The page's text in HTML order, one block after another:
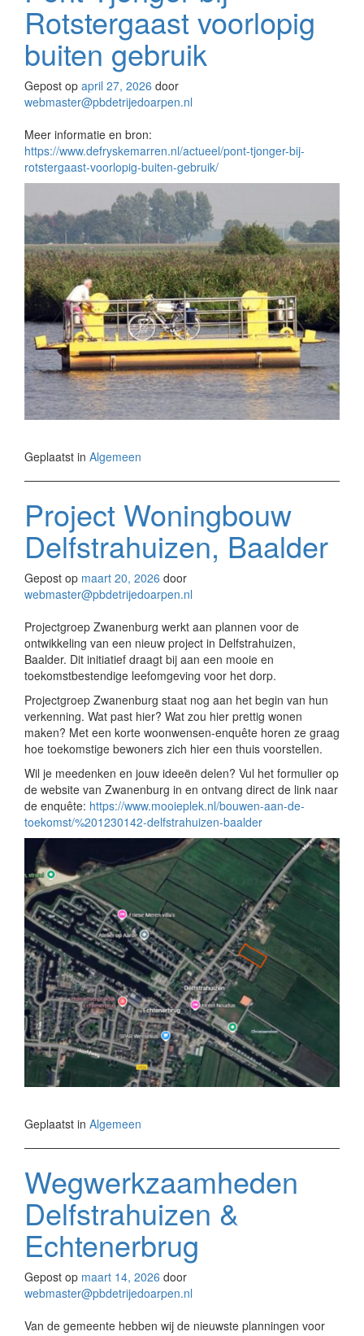
Rotstergaast voorlopig
buiten gebruik
Gepost op april 27, 2026 door
webmaster@pbdetrijedoarpen.nl
Meer informatie en bron:
https://www.defryskemarren.nl/actueel/pont-tjonger-bij-
rotstergaast-voorlopig-buiten-gebruik/
Geplaatst in Algemeen
Project Woningbouw
Delfstrahuizen, Baalder
Gepost op maart 20, 2026 door
webmaster@pbdetrijedoarpen.nl
Projectgroep Zwanenburg werkt aan plannen voor de
ontwikkeling van een nieuw project in Delfstrahuizen,
Baalder. Dit initiatief draagt bij aan een mooie en
toekomstbestendige leefomgeving voor het dorp.
Projectgroep Zwanenburg staat nog aan het begin van hun
verkenning. Wat past hier? Wat zou hier prettig wonen
maken? Met een korte woonwensen-enquête horen ze graag
hoe toekomstige bewoners zich hier een thuis voorstellen.
Wil je meedenken en jouw ideeën delen? Vul het formulier op
de website van Zwanenburg in en ontvang direct de link naar
de enquête: https://www.mooieplek.nl/bouwen-aan-de-
toekomst/%201230142-delfstrahuizen-baalder
Geplaatst in Algemeen
Wegwerkzaamheden
Delfstrahuizen &
Echtenerbrug
Gepost op maart 14, 2026 door
webmaster@pbdetrijedoarpen.nl
Van de gemeente hebben wij de nieuwste planningen voor